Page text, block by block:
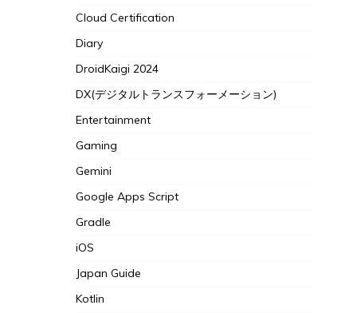
Cloud Certification
Diary
DroidKaigi 2024
DX(デジタルトランスフォーメーション)
Entertainment
Gaming
Gemini
Google Apps Script
Gradle
iOS
Japan Guide
Kotlin